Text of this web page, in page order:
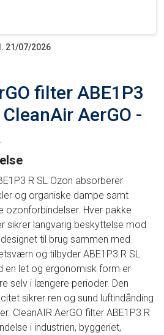
21/07/2026
filter ABE1P3
AerGO -
R SL Ozon absorberer
og organiske dampe samt
ozonforbindelser. Hver pakke
sikrer langvarig beskyttelse mod
til brug sammen med
og tilbyder ABE1P3 R SL
en let og ergonomisk form er
selv i længere perioder. Den
sikrer ren og sund luftindånding
CleanAIR AerGO filter ABE1P3 R
i industrien, byggeriet,